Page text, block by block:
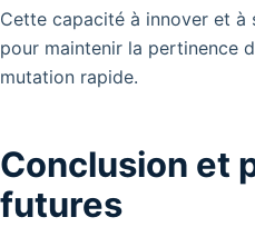
Cette capacité à innover et à
pour maintenir la pertinence
mutation rapide.
Conclusion et
futures